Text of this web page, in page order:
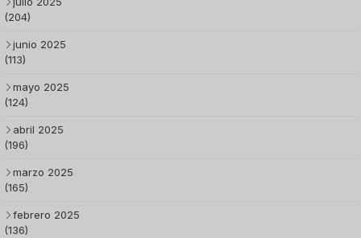
(204)
junio 2025
(113)
mayo 2025
(124)
abril 2025
(196)
marzo 2025
(165)
febrero 2025
(136)